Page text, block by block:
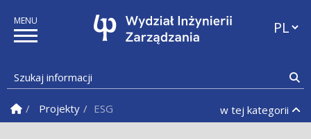
Szukaj informacji
Strona Główna
Projekty ESG w tej kategorii